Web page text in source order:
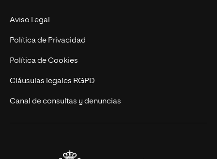
Experto Universitario
Postgrados
Cursos Universitarios
Nuestro Equipo
Trabaja en UNIR
Actualidad
UNIR Revista
Eventos
Aviso Legal
Política de Privacidad
Política de Cookies
Cláusulas legales RGPD
Canal de consultas y denuncias